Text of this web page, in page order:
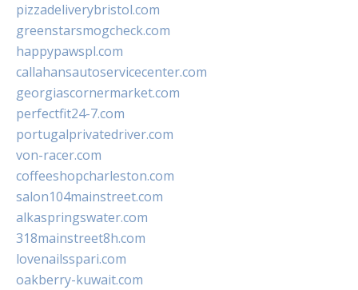
pizzadeliverybristol.com
greenstarsmogcheck.com
happypawspl.com
callahansautoservicecenter.com
georgiascornermarket.com
perfectfit24-7.com
portugalprivatedriver.com
von-racer.com
coffeeshopcharleston.com
salon104mainstreet.com
alkaspringswater.com
318mainstreet8h.com
lovenailsspari.com
oakberry-kuwait.com